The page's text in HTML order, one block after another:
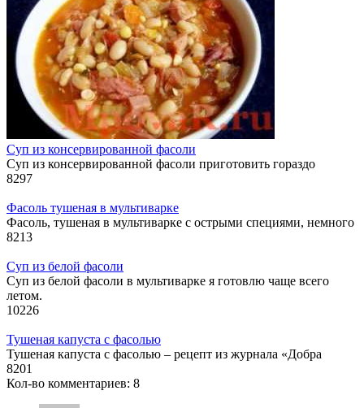
Суп из консервированной фасоли
Суп из консервированной фасоли приготовить гораздо
8297
Фасоль тушеная в мультиварке
Фасоль, тушеная в мультиварке с острыми специями, немного
8213
Суп из белой фасоли
Суп из белой фасоли в мультиварке я готовлю чаще всего
летом.
10226
Тушеная капуста с фасолью
Тушеная капуста с фасолью – рецепт из журнала «Добра
8201
Кол-во комментариев: 8